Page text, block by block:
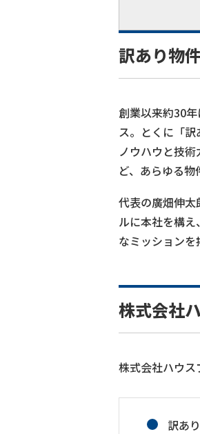
訳あり物
創業以来約30
ス。とくに「
ノウハウと技
ど、あらゆる
代表の廣畑伸
ルに本社を構
なミッションを
株式会社
株式会社ハウス
訳あ